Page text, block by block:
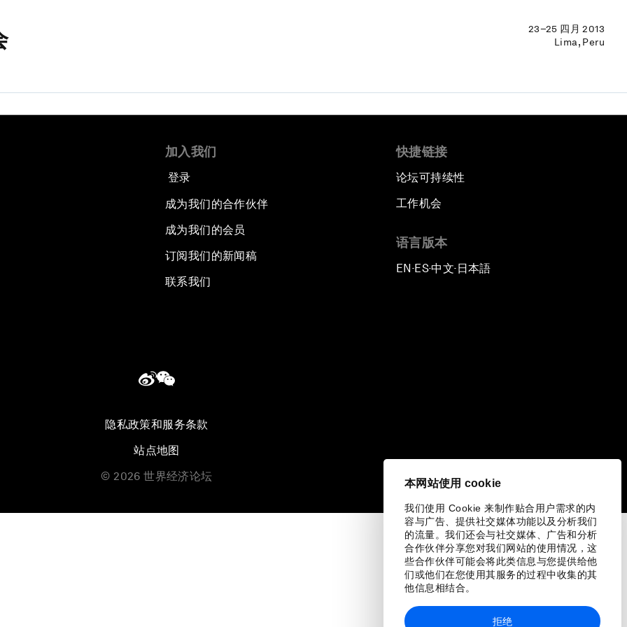
本网站使用 cookie
我们使用 Cookie 来制作贴合用户需求的内
容与广告、提供社交媒体功能以及分析我们
的流量。我们还会与社交媒体、广告和分析
合作伙伴分享您对我们网站的使用情况，这
些合作伙伴可能会将此类信息与您提供给他
们或他们在您使用其服务的过程中收集的其
他信息相结合。
拒绝
23–25 四月 2013
Lima, Peru
加入我们
登录
成为我们的合作伙伴
成为我们的会员
订阅我们的新闻稿
联系我们
快捷链接
论坛可持续性
工作机会
语言版本
EN ▪ES▪中文▪ 日本語
隐私政策和服务条款
站点地图
© 2026 世界经济论坛